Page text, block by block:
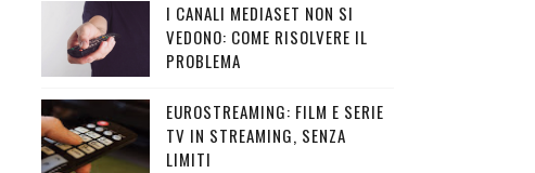
I CANALI MEDIASET NON SI
VEDONO: COME RISOLVERE IL
PROBLEMA
EUROSTREAMING: FILM E SERIE
TV IN STREAMING, SENZA
LIMITI